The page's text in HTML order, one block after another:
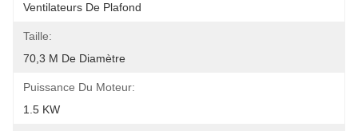
Ventilateurs De Plafond
Taille:
70,3 M De Diamètre
Puissance Du Moteur:
1.5 KW